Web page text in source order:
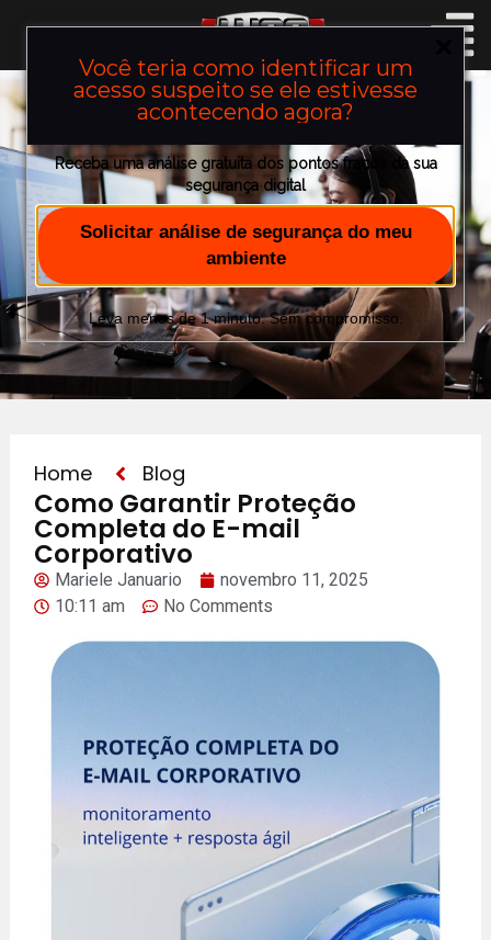
Você teria como identificar um
acesso suspeito se ele estivesse
acontecendo agora?
Receba uma análise gratuita dos pontos fracos da sua
segurança digital
Solicitar análise de segurança do meu
ambiente
Leva menos de 1 minuto. Sem compromisso.
Nosso Blog
Home Blog
Como Garantir Proteção
Completa do E-mail
Corporativo
Mariele Januario
novembro 11, 2025
10:11 am
No Comments